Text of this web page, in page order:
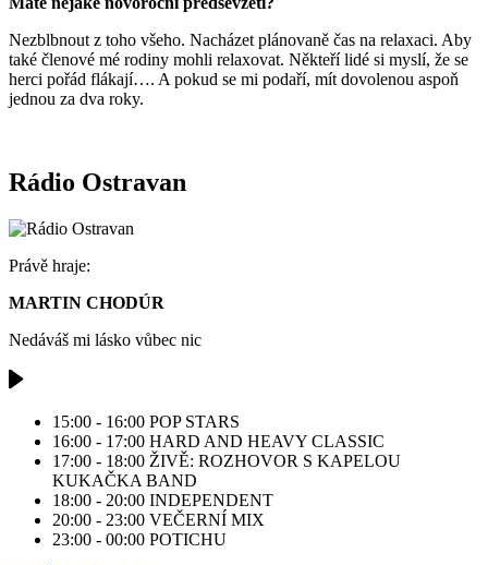
Nezblbnout z toho všeho. Nacházet plánovaně čas na relaxaci. Aby
také členové mé rodiny mohli relaxovat. Někteří lidé si myslí, že se
herci pořád flákají…. A pokud se mi podaří, mít dovolenou aspoň
jednou za dva roky.
Rádio Ostravan
Právě hraje:
MARTIN CHODÚR
Nedáváš mi lásko vůbec nic
15:00 - 16:00 POP STARS
16:00 - 17:00 HARD AND HEAVY CLASSIC
17:00 - 18:00 ŽIVĚ: ROZHOVOR S KAPELOU
KUKAČKA BAND
18:00 - 20:00 INDEPENDENT
20:00 - 23:00 VEČERNÍ MIX
23:00 - 00:00 POTICHU